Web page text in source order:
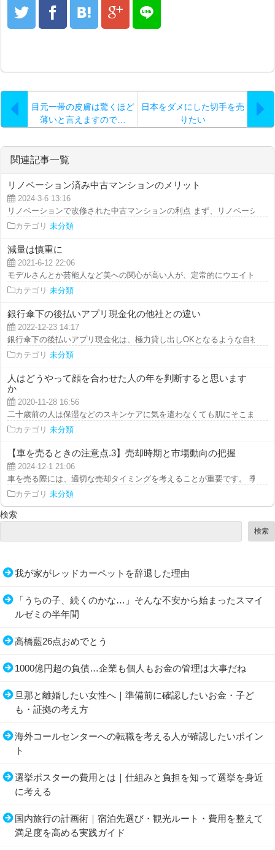
目元一帯の皮膚は驚くほど
薄いと言えますので…
日本をダメにした切手を売
りたい
関連記事一覧
リノベーション済み中古マンションのメリット
2024-3-6 13:16
リノベーションで改修された中古マンションの利点 まず、リノベーショ
カテゴリ 未分類
減量は慎重に
2021-6-12 22:06
モデルさんとか芸能人など美への関心が高い人が、定常的にウエイトダウ
カテゴリ 未分類
銀行傘下の後払いアプリ現金化の他社との違い
2022-12-23 14:17
銀行傘下の後払いアプリ現金化は、極力貸し出しOKとなるような自社特
カテゴリ 未分類
人はどうやって顔を合わせた人の年を判断すると思います
か
2020-11-28 16:56
二十歳前の人は保湿などのスキンケアに気を遣わなくても肌にそこまで影
カテゴリ 未分類
【車を売るときの注意点.3】売却時期と市場動向の把握
2024-12-1 21:06
車を売る際には、適切な売却タイミングを考えることが重要です。 季節
カテゴリ 未分類
検索
検索
我が家がレッドカーペットを辞退した理由
「うちの子、続くのかな…」そんな不安から始まったスマイ
ルゼミの半年間
高橋藍26点おめでとう
1000億円超の負債…企業も個人もお金の管理は大事だね
旦那と離婚したい女性へ｜準備前に確認したいお金・子ど
も・証拠の考え方
海外コールセンターへの転職を考える人が確認したいポイン
ト
選挙ポスターの費用とは｜仕組みと負担を知って選挙を身近
に考える
国内旅行の計画術｜宿泊先選び・観光ルート・費用を整えて
満足度を高める実践ガイド